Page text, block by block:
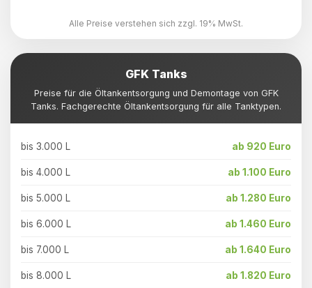
Alle Preise verstehen sich zzgl. 19% MwSt.
GFK Tanks
Preise für die Öltankentsorgung und Demontage von GFK
Tanks. Fachgerechte Öltankentsorgung für alle Tanktypen.
bis 3.000 L ab 920 Euro
bis 4.000 L ab 1.100 Euro
bis 5.000 L ab 1.280 Euro
bis 6.000 L ab 1.460 Euro
bis 7.000 L ab 1.640 Euro
bis 8.000 L ab 1.820 Euro